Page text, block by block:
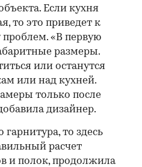
Если кухня
то это приведет к
«В первую
размеры.
или останутся
или над кухней.
только после
дизайнер.
гарнитура, то здесь
расчет
и полок, продолжила